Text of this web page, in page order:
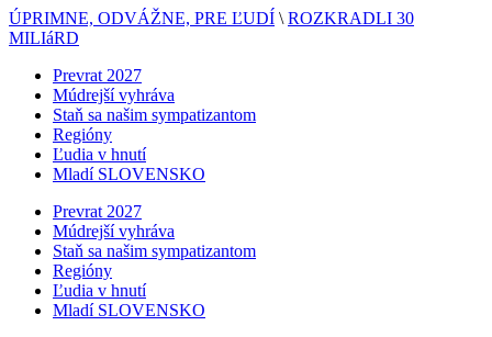
ÚPRIMNE, ODVÁŽNE, PRE ĽUDÍ \ ROZKRADLI 30
MILIáRD
Prevrat 2027
Múdrejší vyhráva
Staň sa našim sympatizantom
Regióny
Ľudia v hnutí
Mladí SLOVENSKO
Prevrat 2027
Múdrejší vyhráva
Staň sa našim sympatizantom
Regióny
Ľudia v hnutí
Mladí SLOVENSKO